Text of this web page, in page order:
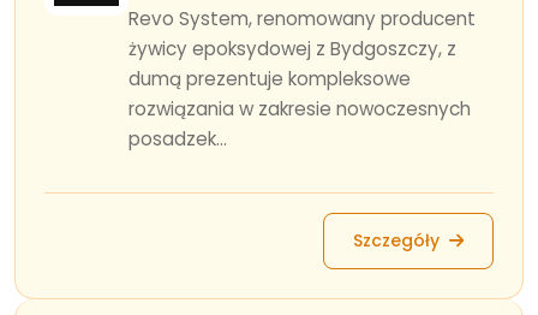
Revo System, renomowany producent
żywicy epoksydowej z Bydgoszczy, z
dumą prezentuje kompleksowe
rozwiązania w zakresie nowoczesnych
posadzek...
Szczegóły